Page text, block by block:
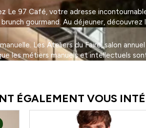
Le 97 Café, votre adresse
gourmand. Au déjeuner, découvrez
Les Ateliers du Faire, salon
les métiers manuels et intellectuels
ÉGALEMENT VOUS